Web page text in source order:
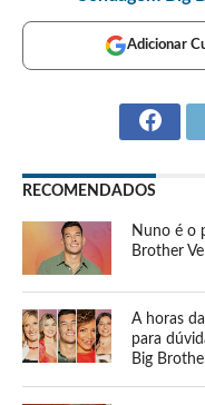
Adicionar
RECOMENDADOS
Nuno é o
Brother
A horas
para
Big